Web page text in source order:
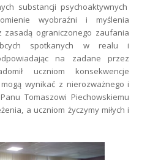
substancji psychoaktywnych
wyobraźni i myślenia
zasadą ograniczonego zaufania
spotkanych w realu i
na zadane przez
uczniom konsekwencje
wynikać z nierozważnego i
Tomaszowi Piechowskiemu
a uczniom życzymy miłych i